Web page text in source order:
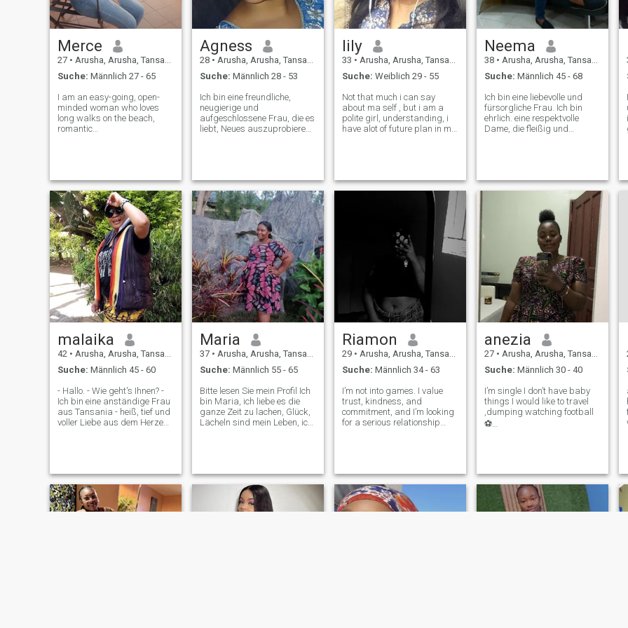
Merce
27 • Arusha, Arusha, Tansania
Suche: Männlich 27 - 65
I am an easy-going, open-
minded woman who loves
long walks on the beach,
romantic
caring, and love kids. I have
a good sense of humor and I
gen
Agness
28 • Arusha, Arusha, Tansania
Suche: Männlich 28 - 53
Ich bin eine freundliche,
neugierige und
aufgeschlossene Frau, die es
liebt, Neues auszuprobieren,
glaube an Kommunikation,
Wachstum und Lachen. Ich
suche einen Partner, der mich
unterstützt, ehrlich ist und
bereit ist, gemeinsam etwas
Echtes zu schaffen.
lily
33 • Arusha, Arusha, Tansania
Suche: Weiblich 29 - 55
Not that much i can say
about ma self , but i am a
polite girl, understanding, i
have alot of future plan in ma
people i'm so tir
Neema
38 • Arusha, Arusha, Tansania
Suche: Männlich 45 - 68
Ich bin eine liebevolle und
fürsorgliche Frau. Ich bin
ehrlich. eine respektvolle
Dame, die fleißig und
Abenteuer und neue Freunde
finden. Ich bringe Freude und
Glück. Ich möchte wirklich,
dass jemand versteht und
malaika
42 • Arusha, Arusha, Tansania
Suche: Männlich 45 - 60
- Hallo. - Wie geht's Ihnen? -
Ich bin eine anständige Frau
aus Tansania - heiß, tief und
voller Liebe aus dem Herzen,
etwas Echtes mit jemandem,
der die gleichen Werte hat.
Ich habe nach Belieben eine
Schwäche und genieße die
Maria
37 • Arusha, Arusha, Tansania
Suche: Männlich 55 - 65
Bitte lesen Sie mein Profil Ich
bin Maria, ich liebe es die
ganze Zeit zu lachen, Glück,
Lächeln sind mein Leben, ich
sich um mich kümmert und
glücklich und freudig ist.
Jedes Mal, wenn der keinen
Raum für Traurigkeit gibt
Riamon
29 • Arusha, Arusha, Tansania
Suche: Männlich 34 - 63
I’m not into games. I value
trust, kindness, and
commitment, and I’m looking
for a serious relationship
someone intentional and
emotionally mature.
anezia
27 • Arusha, Arusha, Tansania
Suche: Männlich 30 - 40
I’m single I don’t have baby
things I would like to travel
,dumping watching football
⚽️
man with love who is a
serious one who is serious for
relationships if